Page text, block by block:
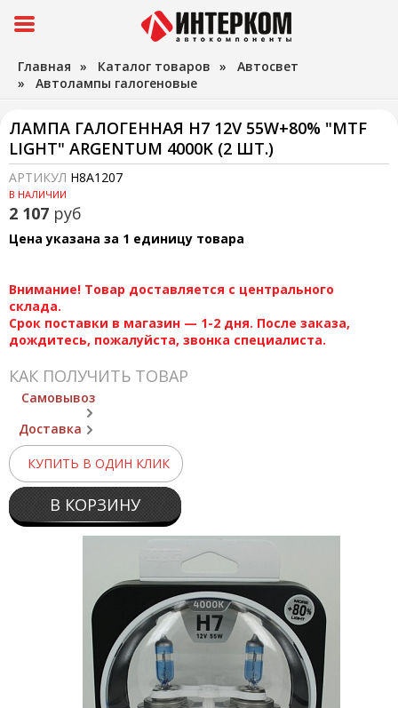
Главная » Каталог товаров » Автосвет
» Автолампы галогеновые
ЛАМПА ГАЛОГЕННАЯ H7 12V 55W+80% "MTF
LIGHT" ARGENTUM 4000K (2 ШТ.)
АРТИКУЛ H8A1207
В НАЛИЧИИ
2 107 руб
Цена указана за 1 единицу товара
Внимание! Товар доставляется с центрального
склада.
Срок поставки в магазин — 1-2 дня. После заказа,
дождитесь, пожалуйста, звонка специалиста.
КАК ПОЛУЧИТЬ ТОВАР
Самовывоз
Доставка
КУПИТЬ В ОДИН КЛИК
В КОРЗИНУ